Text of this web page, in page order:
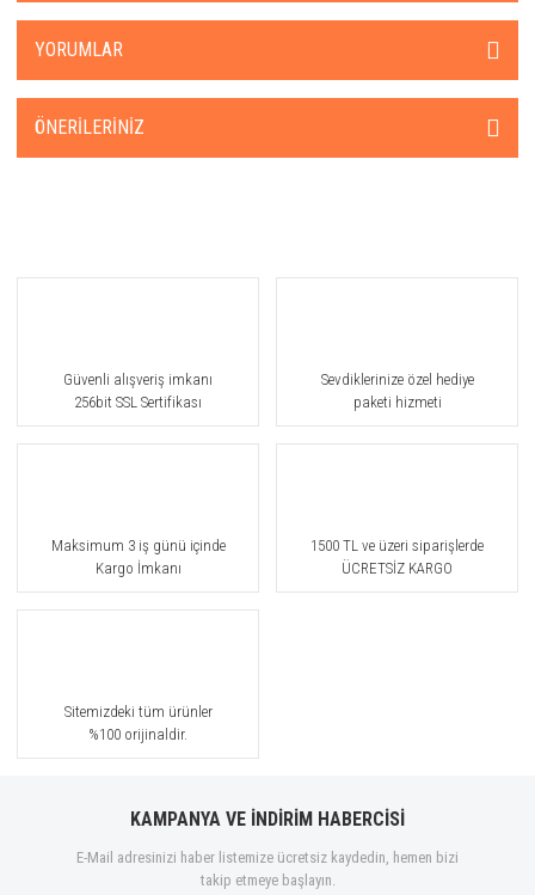
YORUMLAR
ÖNERILERINIZ
Güvenli alışveriş imkanı
256bit SSL Sertifikası
Sevdiklerinize özel hediye
paketi hizmeti
Maksimum 3 iş günü içinde
Kargo İmkanı
1500 TL ve üzeri siparişlerde
ÜCRETSİZ KARGO
Sitemizdeki tüm ürünler
%100 orijinaldir.
KAMPANYA VE İNDİRİM HABERCİSİ
E-Mail adresinizi haber listemize ücretsiz kaydedin, hemen bizi
takip etmeye başlayın.